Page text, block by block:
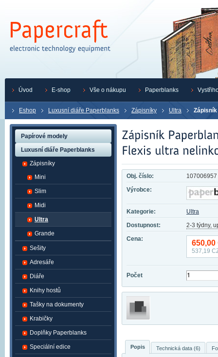
Eshop Luxusní diáře Paperblanks Zápisníky Ultra
Obj. číslo:
107006957
Výrobce:
Kategorie:
Ultra
Dostupnost:
2-3 týdny,
Cena:
650,00
537,19
Počet
Popis Technická data (6)
Papírové modely
Luxusní diáře Paperblanks
Zápisníky
Mini
Slim
Midi
Ultra
Grande
Sešity
Adresáře
Diáře
Knihy hostů
Tašky na dokumenty
Krabičky
Doplňky Paperblanks
Speciální edice
Úvod E-shop Vše o nákupu Paperblanks